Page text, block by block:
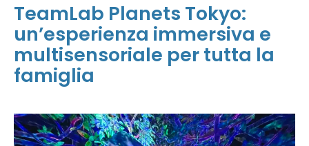
TeamLab Planets Tokyo:
un’esperienza immersiva e
multisensoriale per tutta la
famiglia